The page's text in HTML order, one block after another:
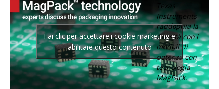
Texas
Instruments
raddoppia la
densità con i
moduli di
potenza con
tecnologia
MagPack.
Fai clic per accettare i cookie marketing e
abilitare questo contenuto